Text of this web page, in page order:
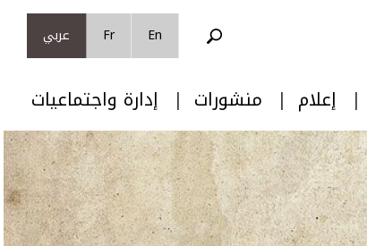
En
Fr عربي
إعلام منشورات إدارة واجتماعيات